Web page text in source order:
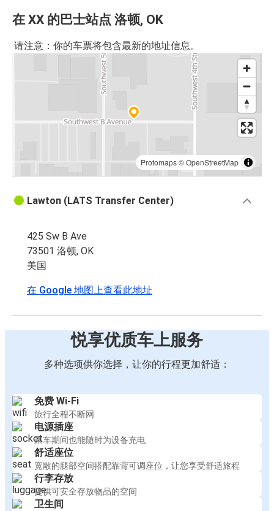
在 XX 的巴士站点 洛顿, OK
请注意：你的车票将包含最新的地址信息。
Protomaps©OpenStreetMap
Lawton (LATS Transfer Center)
425 Sw B Ave
73501 洛顿, OK
美国
在 Google 地图上查看此地址
悦享优质车上服务
多种选项供你选择，让你的行程更加舒适：
免费 Wi-Fi
旅行全程不断网
电源插座
乘车期间也能随时为设备充电
舒适座位
宽敞的腿部空间搭配靠背可调座位，让您享受舒适旅程
行李存放
提供可安全存放物品的空间
卫生间